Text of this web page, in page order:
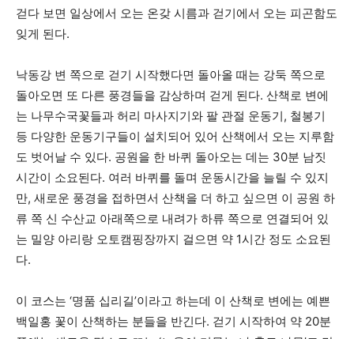
걷다 보면 일상에서 오는 온갖 시름과 걷기에서 오는 피곤함도
잊게 된다.
낙동강 변 쪽으로 걷기 시작했다면 돌아올 때는 강둑 쪽으로
돌아오면 또 다른 풍경들을 감상하며 걷게 된다. 산책로 변에
는 나무수국꽃들과 허리 마사지기와 팔 관절 운동기, 철봉기
등 다양한 운동기구들이 설치되어 있어 산책에서 오는 지루함
도 벗어날 수 있다. 공원을 한 바퀴 돌아오는 데는 30분 남짓
시간이 소요된다. 여러 바퀴를 돌며 운동시간을 늘릴 수 있지
만, 새로운 풍경을 접하면서 산책을 더 하고 싶으면 이 공원 하
류 쪽 신 수산교 아래쪽으로 내려가 하류 쪽으로 연결되어 있
는 밀양 아리랑 오토캠핑장까지 걸으면 약 1시간 정도 소요된
다.
이 코스는 ‘명품 십리길’이라고 하는데 이 산책로 변에는 예쁜
백일홍 꽃이 산책하는 분들을 반긴다. 걷기 시작하여 약 20분